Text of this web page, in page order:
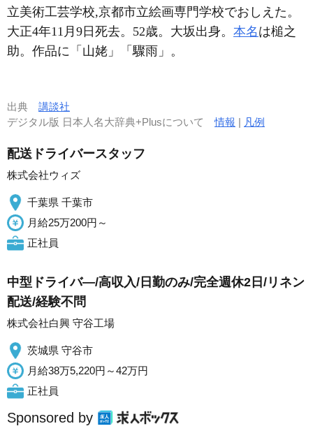
立美術工芸学校,京都市立絵画専門学校でおしえた。
大正4年11月9日死去。52歳。大坂出身。 本名 は槌之
助。作品に「山姥」「驟雨」。
出典 講談社
デジタル版 日本人名大辞典+Plusについて情報 | 凡例
配送ドライバースタッフ
株式会社ウィズ
千葉県 千葉市
月給25万200円～
正社員
中型ドライバ―/高収入/日勤のみ/完全週休2日/リネン
配送/経験不問
株式会社白興 守谷工場
茨城県 守谷市
月給38万5,220円～42万円
正社員
Sponsored by